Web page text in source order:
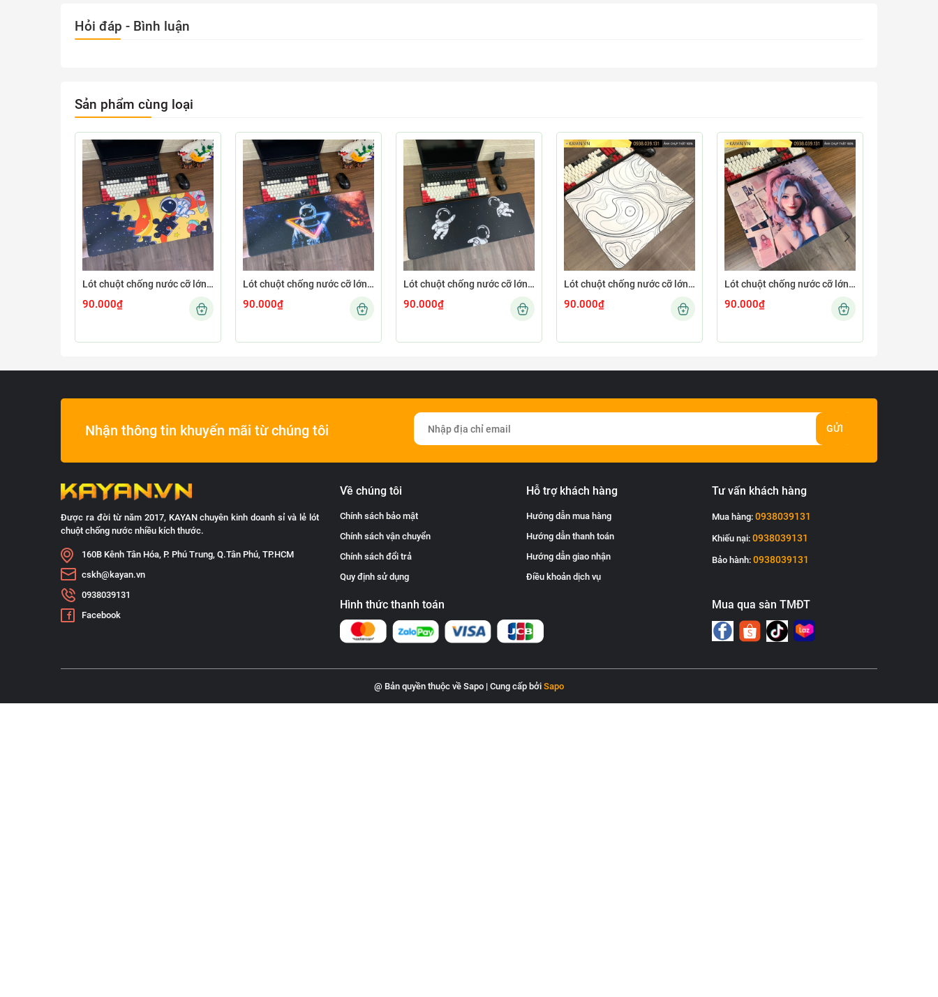
Hỏi đáp - Bình luận
Sản phẩm cùng loại
Lót chuột chống nước cỡ lớn 80x30cm dày 3mm ASTRO-03-80X30
90.000₫
Lót chuột chống nước cỡ lớn 80x30cm dày 3mm ASTRO-02-80X30
90.000₫
Lót chuột chống nước cỡ lớn 80x30cm dày 3mm ASTRO-01-80X30
90.000₫
Lót chuột chống nước cỡ lớn 45x40cm dày 4mm MINIMAL-12-45X40-4MM
90.000₫
Lót chuột chống nước cỡ lớn 45x40cm dày 4mm GIRL-04-45X40-4MM
90.000₫
Nhận thông tin khuyến mãi từ chúng tôi GỬI
Được ra đời từ năm 2017, KAYAN chuyên kinh doanh sỉ và lẻ lót
chuột chống nước nhiều kích thước.
160B Kênh Tân Hóa, P. Phú Trung, Q.Tân Phú, TP.HCM
cskh@kayan.vn
0938039131
Facebook
Về chúng tôi
Chính sách bảo mật
Chính sách vận chuyển
Chính sách đổi trả
Quy định sử dụng
Hỗ trợ khách hàng
Hướng dẫn mua hàng
Hướng dẫn thanh toán
Hướng dẫn giao nhận
Điều khoản dịch vụ
Tư vấn khách hàng
Mua hàng:0938039131
Khiếu nại:0938039131
Bảo hành:0938039131
Hình thức thanh toán Mua qua sàn TMĐT
@ Bản quyền thuộc về Sapo | Cung cấp bởi Sapo